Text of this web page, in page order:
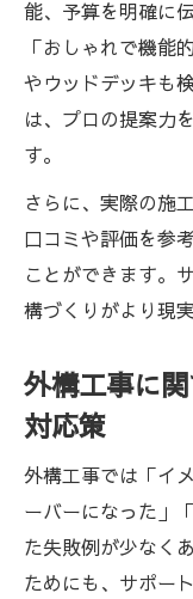
能、予算を明確に
「おしゃれで機能
やウッドデッキも
は、プロの提案力
す。
さらに、実際の施
口コミや評価を参
ことができます。
構づくりがより現
外構工事に
対応策
外構工事では「イ
ーバーになった」
た失敗例が少なく
ためにも、サポー